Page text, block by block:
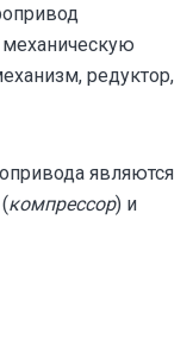
редуктор,
являются
компрессор) и